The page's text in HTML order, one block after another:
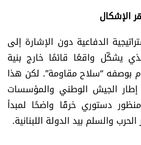
Digital solutions by
الإشكال
الدفاعية دون الإشارة إلى
يشكّل واقعًا قائمًا خارج بنية
بوصفه “سلاح مقاومة”. لكن هذا
إطار الجيش الوطني والمؤسسات
دستوري خرقًا واضحًا لمبدأ
والسلم بيد الدولة اللبنانية.